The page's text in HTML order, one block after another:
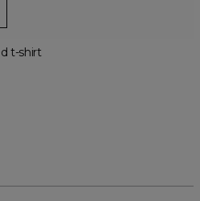
t-shirt